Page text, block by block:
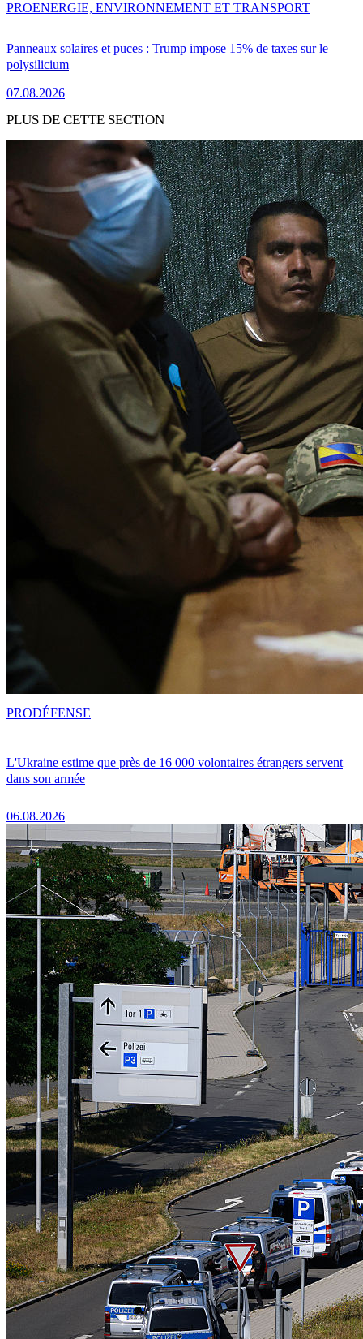
Panneaux solaires et puces : Trump impose 15% de taxes sur le
polysilicium
07.08.2026
PROENERGIE, ENVIRONNEMENT ET TRANSPORT
PLUS DE CETTE SECTION
L'Ukraine estime que près de 16 000 volontaires étrangers servent
dans son armée
06.08.2026
PRODÉFENSE